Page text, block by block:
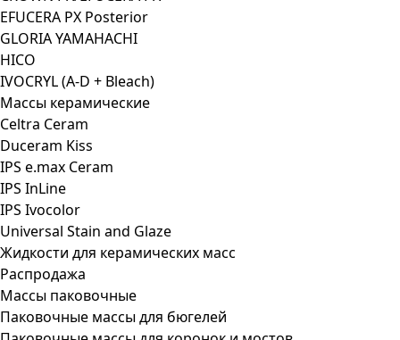
EFUCERA PX Posterior
GLORIA YAMAHACHI
HICO
IVOCRYL (A-D + Bleach)
Массы керамические
Celtra Ceram
Duceram Kiss
IPS e.max Ceram
IPS InLine
IPS Ivocolor
Universal Stain and Glaze
Жидкости для керамических масс
Распродажа
Массы паковочные
Паковочные массы для бюгелей